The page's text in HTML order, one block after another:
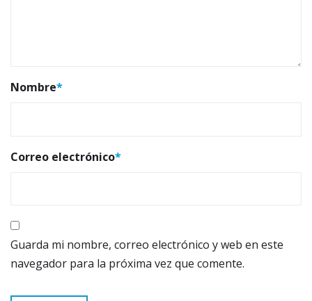
Nombre*
Correo electrónico*
Guarda mi nombre, correo electrónico y web en este
navegador para la próxima vez que comente.